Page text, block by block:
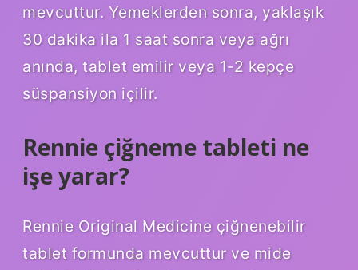
mevcuttur. Yemeklerden sonra, yaklaşık
30 dakika ila 1 saat sonra veya ağrı
anında, tablet emilir veya 1-2 kepçe
süspansiyon içilir.
Rennie çiğneme tableti ne
işe yarar?
Rennie Original Medicine çiğnenebilir
tablet formunda mevcuttur ve mide